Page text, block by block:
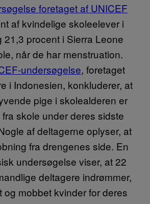
foretaget af UNICEF
af kvindelige skoleelever i
21,3 procent i Sierra Leone
når de har menstruation.
undersøgelse, foretaget
i Indonesien, konkluderer, at
pige i skolealderen er
skole under deres sidste
af deltagerne oplyser, at
fra drengenes side. En
undersøgelse viser, at 22
deltagere indrømmer,
og mobbet kvinder for deres